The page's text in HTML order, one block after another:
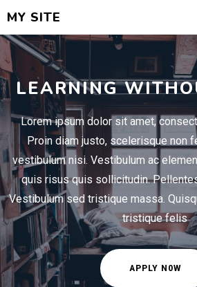
MY SITE
LEARNING
Lorem ipsum dolor sit amet,
Proin diam justo, scelerisque non
vestibulum nisi. Vestibulum ac
quis risus quis sollicitudin.
Vestibulum sed tristique massa.
tristique felis
APPLY N0W